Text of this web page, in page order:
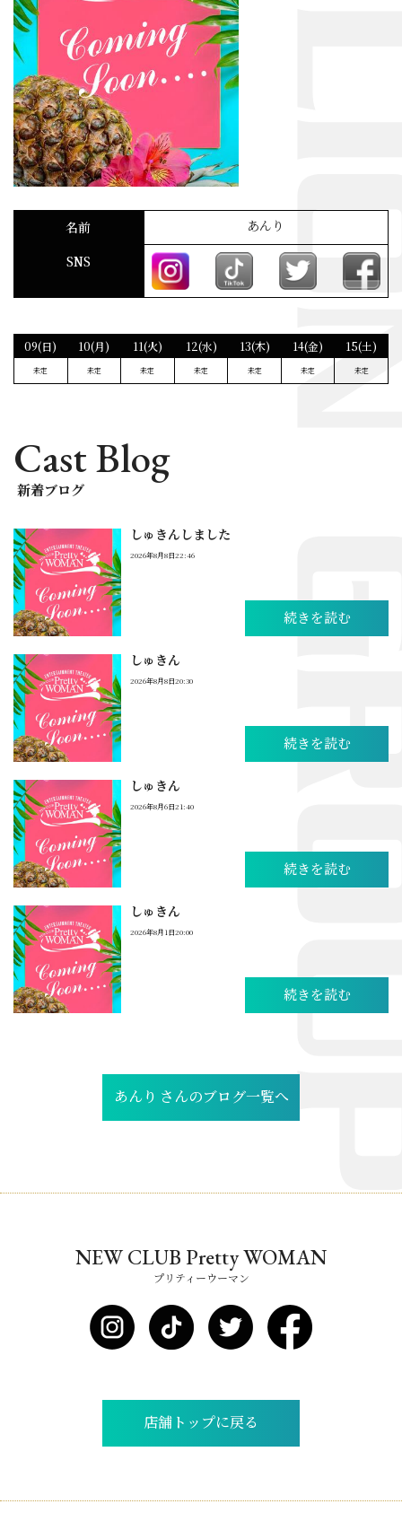
名前
あんり
SNS
09(日)
未定
10(月)
未定
11(火)
未定
12(水)
未定
13(木)
未定
14(金)
未定
15(土)
未定
Cast Blog
新着ブログ
しゅきんしました
2026年8月8日22:46
続きを読む
しゅきん
2026年8月8日20:30
続きを読む
しゅきん
2026年8月6日21:40
続きを読む
しゅきん
2026年8月1日20:00
続きを読む
あんり さんのブログ一覧へ
NEW CLUB Pretty WOMAN
プリティーウーマン
店舗トップに戻る